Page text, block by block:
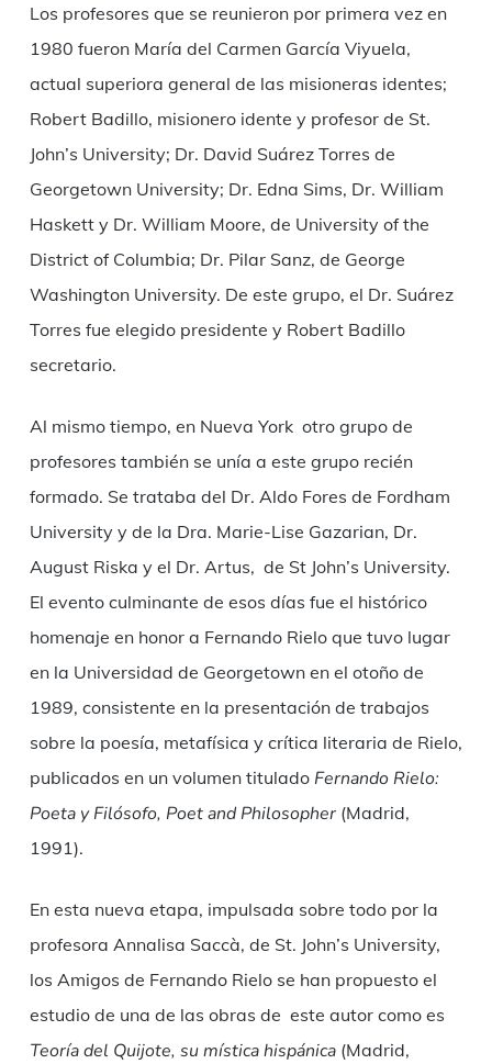
Los profesores que se reunieron por primera vez en
1980 fueron María del Carmen García Viyuela,
actual superiora general de las misioneras identes;
Robert Badillo, misionero idente y profesor de St.
John’s University; Dr. David Suárez Torres de
Georgetown University; Dr. Edna Sims, Dr. William
Haskett y Dr. William Moore, de University of the
District of Columbia; Dr. Pilar Sanz, de George
Washington University. De este grupo, el Dr. Suárez
Torres fue elegido presidente y Robert Badillo
secretario.
Al mismo tiempo, en Nueva York otro grupo de
profesores también se unía a este grupo recién
formado. Se trataba del Dr. Aldo Fores de Fordham
University y de la Dra. Marie-Lise Gazarian, Dr.
August Riska y el Dr. Artus, de St John’s University.
El evento culminante de esos días fue el histórico
homenaje en honor a Fernando Rielo que tuvo lugar
en la Universidad de Georgetown en el otoño de
1989, consistente en la presentación de trabajos
sobre la poesía, metafísica y crítica literaria de Rielo,
publicados en un volumen titulado Fernando Rielo:
Poeta y Filósofo, Poet and Philosopher(Madrid,
1991).
En esta nueva etapa, impulsada sobre todo por la
profesora Annalisa Saccà, de St. John’s University,
los Amigos de Fernando Rielo se han propuesto el
estudio de una de las obras de este autor como es
Teoríadel Quijote, su mística hispánica (Madrid,